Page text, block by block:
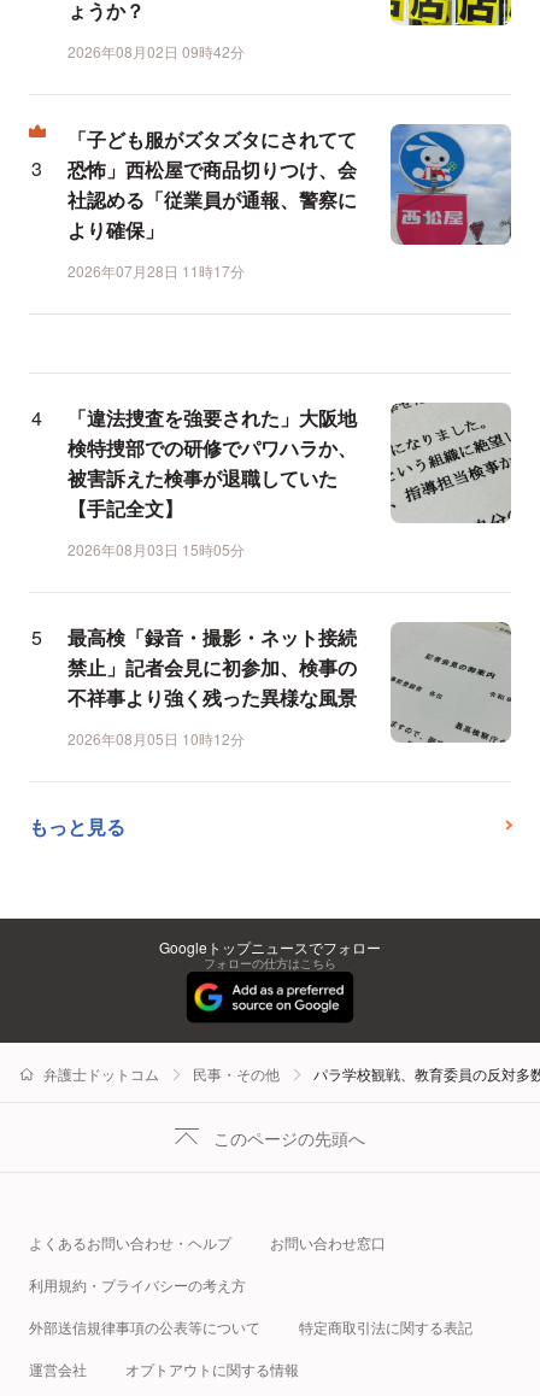
ょうか？
2026年08月02日 09時42分
「子ども服がズタズタにされてて
恐怖」西松屋で商品切りつけ、会
社認める「従業員が通報、警察に
より確保」
2026年07月28日 11時17分
「違法捜査を強要された」大阪地
検特捜部での研修でパワハラか、
被害訴えた検事が退職していた
【手記全文】
2026年08月03日 15時05分
最高検「録音・撮影・ネット接続
禁止」記者会見に初参加、検事の
不祥事より強く残った異様な風景
2026年08月05日 10時12分
もっと見る
Googleトップニュースでフォロー
フォローの仕方はこちら
弁護士ドットコム 民事・その他 パラ学校観戦、教育委員の反対
このページの先頭へ
よくあるお問い合わせ・ヘルプ お問い合わせ窓口
利用規約・プライバシーの考え方
外部送信規律事項の公表等について 特定商取引法に関する表記
運営会社 オプトアウトに関する情報